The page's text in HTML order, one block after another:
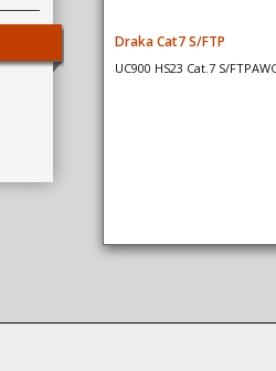
Draka Cat7 S/FTP
UC900 HS23 Cat.7 S/